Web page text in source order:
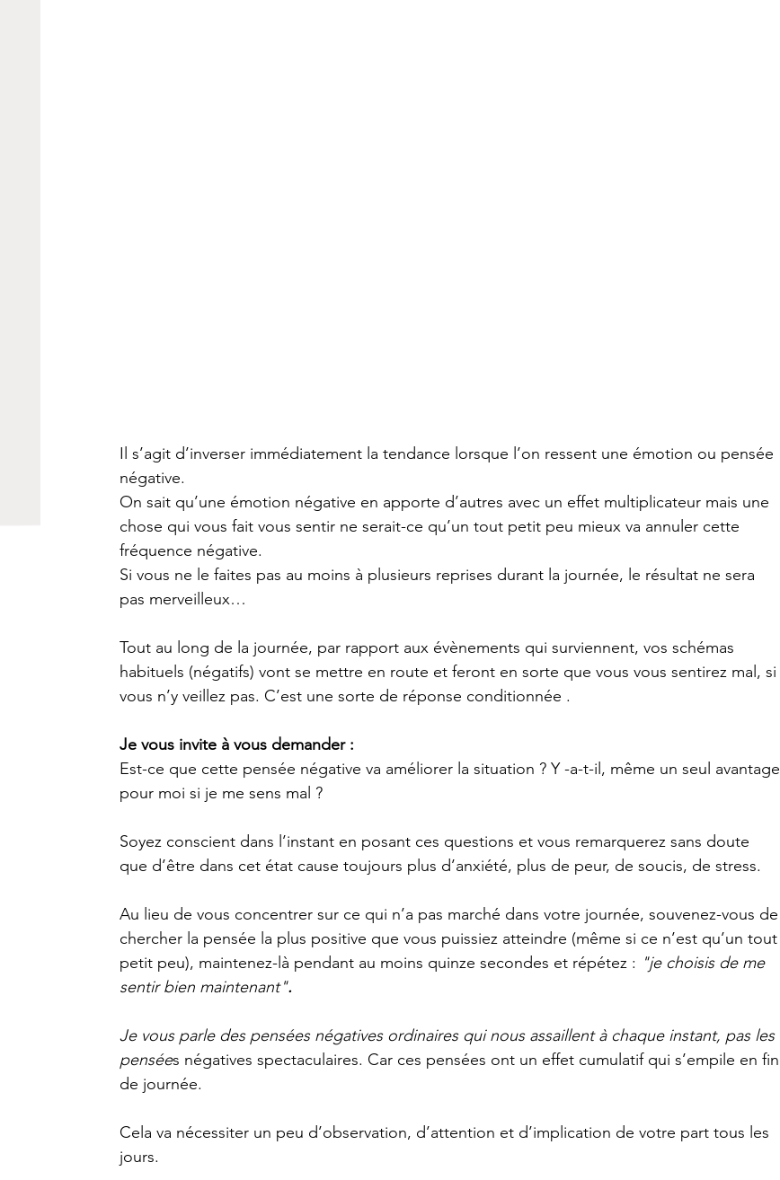
Il s’agit d’inverser immédiatement la tendance lorsque l’on ressent une émotion ou pensée
négative.
On sait qu’une émotion négative en apporte d’autres avec un effet multiplicateur mais une
chose qui vous fait vous sentir ne serait-ce qu’un tout petit peu mieux va annuler cette
fréquence négative.
Si vous ne le faites pas au moins à plusieurs reprises durant la journée, le résultat ne sera
pas merveilleux…
Tout au long de la journée, par rapport aux évènements qui surviennent, vos schémas
habituels (négatifs) vont se mettre en route et feront en sorte que vous vous sentirez mal, si
vous n’y veillez pas. C’est une sorte de réponse conditionnée .
Je vous invite à vous demander :
Est-ce que cette pensée négative va améliorer la situation ? Y -a-t-il, même un seul avantage
pour moi si je me sens mal ?
Soyez conscient dans l’instant en posant ces questions et vous remarquerez sans doute
que d’être dans cet état cause toujours plus d’anxiété, plus de peur, de soucis, de stress.
Au lieu de vous concentrer sur ce qui n’a pas marché dans votre journée, souvenez-vous de
chercher la pensée la plus positive que vous puissiez atteindre (même si ce n’est qu’un tout
petit peu), maintenez-là pendant au moins quinze secondes et répétez : "je choisis de me
sentir bien maintenant".
Je vous parle des pensées négatives ordinaires qui nous assaillent à chaque instant, pas les
pensées négatives spectaculaires. Car ces pensées ont un effet cumulatif qui s’empile en fin
de journée.
Cela va nécessiter un peu d’observation, d’attention et d’implication de votre part tous les
jours.